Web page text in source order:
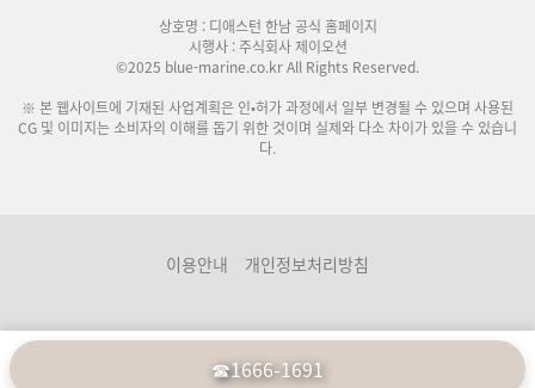
상호명 : 디애스턴 한남 공식 홈페이지
시행사 : 주식회사 제이오션
©2025 blue-marine.co.kr All Rights Reserved.
※ 본 웹사이트에 기재된 사업계획은 인•허가 과정에서 일부 변경될 수 있으며 사용된
CG 및 이미지는 소비자의 이해를 돕기 위한 것이며 실제와 다소 차이가 있을 수 있습니
다.
이용안내 개인정보처리방침
☎1666-1691